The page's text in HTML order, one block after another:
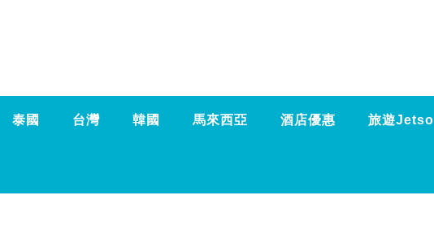
泰國 台灣 韓國 馬來西亞 酒店優惠 旅遊Jetso